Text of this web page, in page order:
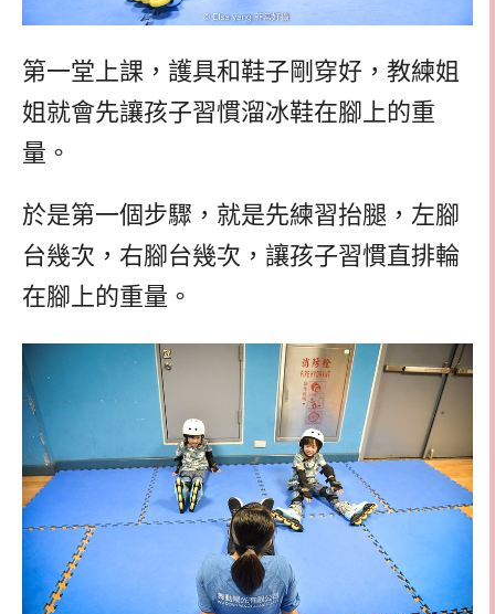
第一堂上課，護具和鞋子剛穿好，教練姐
姐就會先讓孩子習慣溜冰鞋在腳上的重
量。
於是第一個步驟，就是先練習抬腿，左腳
台幾次，右腳台幾次，讓孩子習慣直排輪
在腳上的重量。